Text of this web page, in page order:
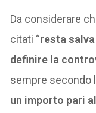
Da considerare
citati “resta
definire la
sempre secondo
un importo pari